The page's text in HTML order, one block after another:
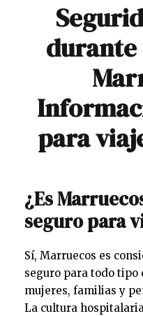
durante
para
¿Es
seguro para
Sí, Marruecos es
seguro para todo tipo
mujeres, familias y
La cultura